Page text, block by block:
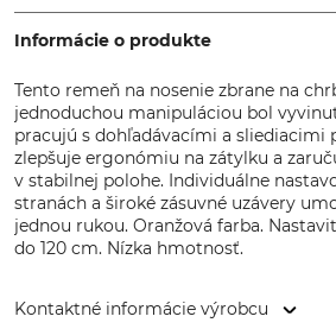
Informácie o produkte
Tento remeň na nosenie zbrane na
jednoduchou manipuláciou bol
pracujú s dohľadávacími a sliediacimi
zlepšuje ergonómiu na zátylku a
v stabilnej polohe. Individuálne
stranách a široké zásuvné uzávery
jednou rukou. Oranžová farba.
do 120 cm. Nízka hmotnosť.
Kontaktné informácie výrobcu